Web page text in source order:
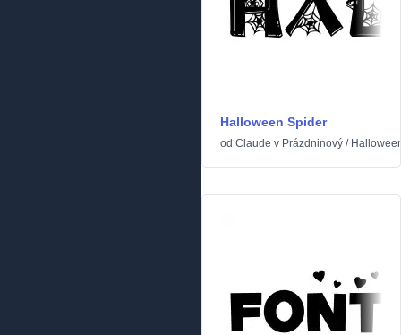
Halloween Spider
od Claude v Prázdninový /